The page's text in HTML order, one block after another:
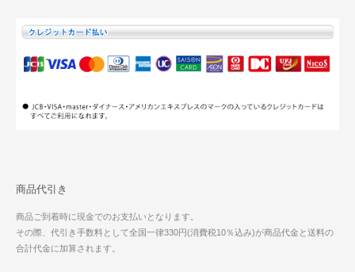
商品代引き
商品ご到着時に現金でのお支払いとなります。
その際、代引き手数料として全国一律330円(消費税10％込み)が商品代金と送料の
合計代金に加算されます。